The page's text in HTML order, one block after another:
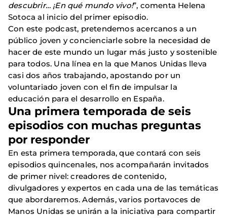
descubrir… ¡En qué mundo vivo!”, comenta Helena
Sotoca al inicio del primer episodio.
Con este podcast, pretendemos acercanos a un
público joven y concienciarle sobre la necesidad de
hacer de este mundo un lugar más justo y sostenible
para todos. Una línea en la que Manos Unidas lleva
casi dos años trabajando, apostando por un
voluntariado joven con el fin de impulsar la
educación para el desarrollo en España.
Una primera temporada de seis
episodios con muchas preguntas
por responder
En esta primera temporada, que contará con seis
episodios quincenales, nos acompañarán invitados
de primer nivel: creadores de contenido,
divulgadores y expertos en cada una de las temáticas
que abordaremos. Además, varios portavoces de
Manos Unidas se unirán a la iniciativa para compartir